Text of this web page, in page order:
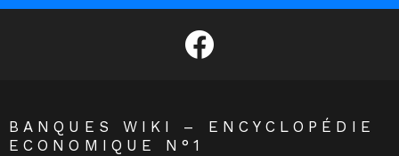
facebook
BANQUES WIKI – ENCYCLOPÉDIE
ECONOMIQUE N°1